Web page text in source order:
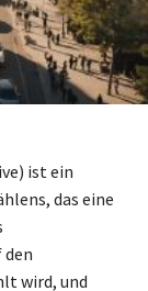
ist ein
das eine
den
wird, und